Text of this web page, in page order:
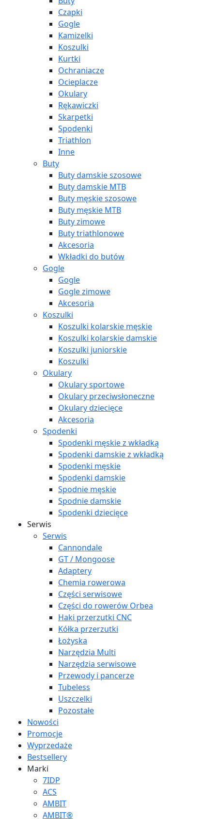
Czapki
Gogle
Kamizelki
Koszulki
Kurtki
Ochraniacze
Ocieplacze
Okulary
Rękawiczki
Skarpetki
Spodenki
Triathlon
Inne
Buty
Buty damskie szosowe
Buty damskie MTB
Buty męskie szosowe
Buty męskie MTB
Buty zimowe
Buty triathlonowe
Akcesoria
Wkładki do butów
Gogle
Gogle
Gogle zimowe
Akcesoria
Koszulki
Koszulki kolarskie męskie
Koszulki kolarskie damskie
Koszulki juniorskie
Koszulki
Okulary
Okulary sportowe
Okulary przeciwsłoneczne
Okulary dziecięce
Akcesoria
Spodenki
Spodenki męskie z wkładką
Spodenki damskie z wkładką
Spodenki męskie
Spodenki damskie
Spodnie męskie
Spodnie damskie
Spodenki dziecięce
Serwis
Serwis
Cannondale
GT / Mongoose
Adaptery
Chemia rowerowa
Części serwisowe
Części do rowerów Orbea
Haki przerzutki CNC
Kółka przerzutki
Łożyska
Narzędzia Multi
Narzędzia serwisowe
Przewody i pancerze
Tubeless
Uszczelki
Pozostałe
Nowości
Promocje
Wyprzedaże
Bestsellery
Marki
7IDP
ACS
AMBIT
AMBIT®